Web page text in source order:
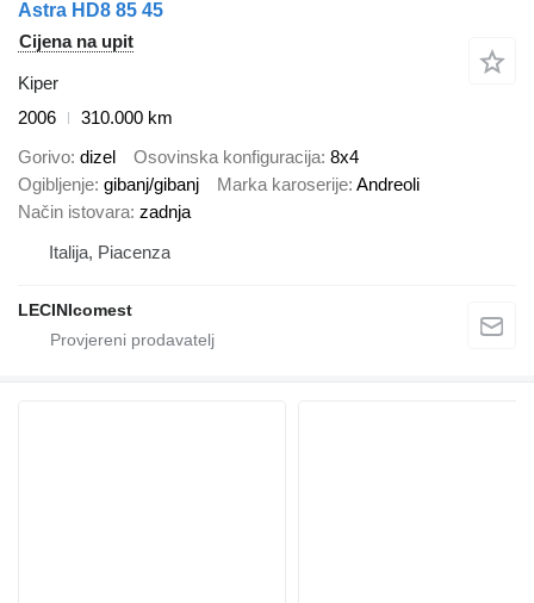
Astra HD8 85 45
Cijena na upit
Kiper
2006
310.000 km
Gorivo dizel Osovinska konfiguracija 8x4
Ogibljenje gibanj/gibanj Marka karoserije Andreoli
Način istovara zadnja
Italija, Piacenza
LECINIcomest